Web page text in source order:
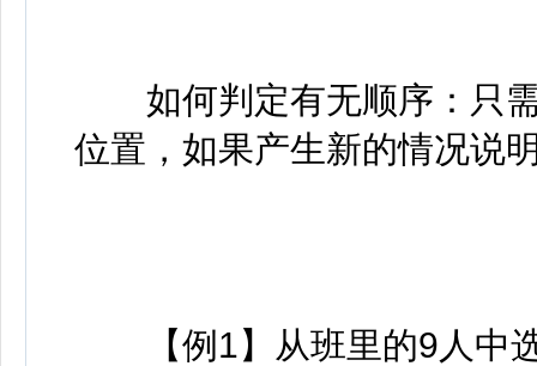
如何判定有无顺序：只需
位置，如果产生新的情况说
【例1】从班里的9人中选